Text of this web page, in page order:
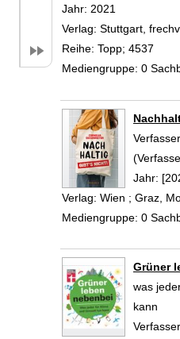
Jahr: 2021
Verlag: Stuttgart,
Reihe: Topp; 4537
Mediengruppe: 0
Jahr:
Verlag: Wien ; Graz,
Mediengruppe: 0
Grüner
was
kann